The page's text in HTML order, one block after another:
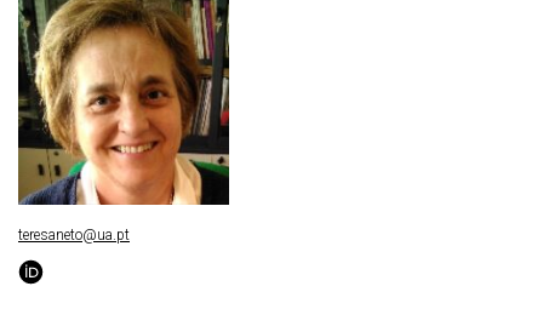
teresaneto@ua.pt